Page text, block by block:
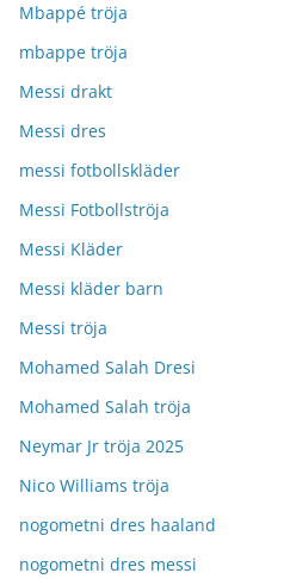
Mbappé tröja
mbappe tröja
Messi drakt
Messi dres
messi fotbollskläder
Messi Fotbollströja
Messi Kläder
Messi kläder barn
Messi tröja
Mohamed Salah Dresi
Mohamed Salah tröja
Neymar Jr tröja 2025
Nico Williams tröja
nogometni dres haaland
nogometni dres messi